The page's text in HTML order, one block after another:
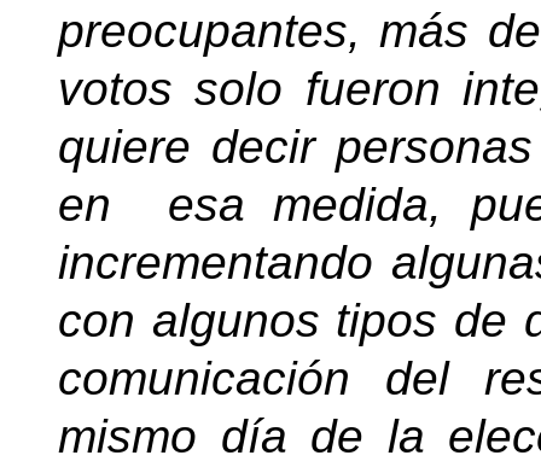
preocupantes, más
votos solo fueron
quiere decir
en
esa medida,
incrementando
con algunos tipos de
comunicación del
mismo día de la